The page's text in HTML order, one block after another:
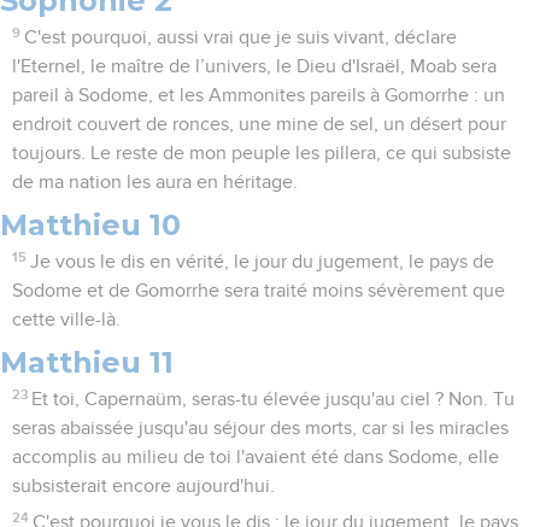
9 C'est pourquoi, aussi vrai que je suis vivant, déclare
l'Eternel, le maître de l’univers, le Dieu d'Israël, Moab sera
pareil à Sodome, et les Ammonites pareils à Gomorrhe : un
endroit couvert de ronces, une mine de sel, un désert pour
toujours. Le reste de mon peuple les pillera, ce qui subsiste
de ma nation les aura en héritage.
Matthieu 10
15 Je vous le dis en vérité, le jour du jugement, le pays de
Sodome et de Gomorrhe sera traité moins sévèrement que
cette ville-là.
Matthieu 11
23 Et toi, Capernaüm, seras-tu élevée jusqu'au ciel ? Non. Tu
seras abaissée jusqu'au séjour des morts, car si les miracles
accomplis au milieu de toi l'avaient été dans Sodome, elle
subsisterait encore aujourd'hui.
24 C'est pourquoi je vous le dis : le jour du jugement, le pays